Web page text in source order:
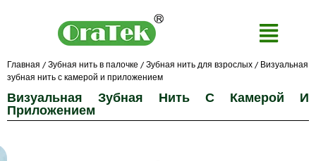
Главная /Зубная нить в палочке /Зубная нить для взрослых/ Визуальная
зубная нить с камерой и приложением
Визуальная Зубная Нить С Камерой И
Приложением